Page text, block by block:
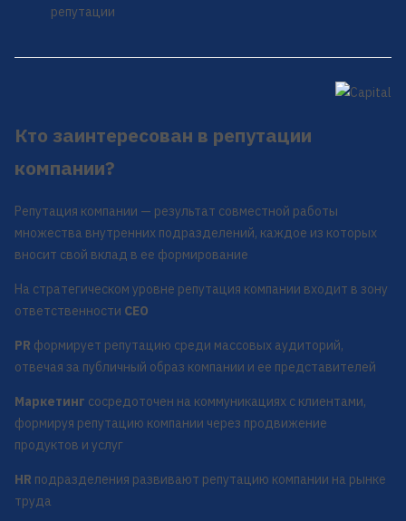
репутации
Кто заинтересован в репутации
компании?
Репутация компании — результат совместной работы
множества внутренних подразделений, каждое из которых
вносит свой вклад в ее формирование
На стратегическом уровне репутация компании входит в зону
ответственности CEO
PR формирует репутацию среди массовых аудиторий,
отвечая за публичный образ компании и ее представителей
Маркетинг сосредоточен на коммуникациях с клиентами,
формируя репутацию компании через продвижение
продуктов и услуг
HR подразделения развивают репутацию компании на рынке
труда